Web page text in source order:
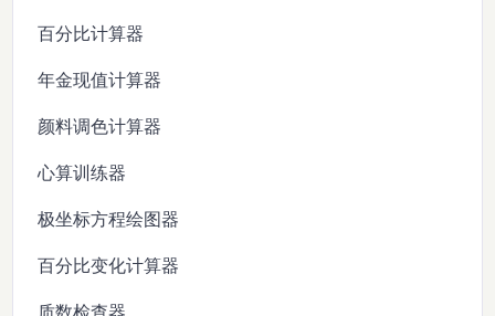
百分比计算器
年金现值计算器
颜料调色计算器
心算训练器
极坐标方程绘图器
百分比变化计算器